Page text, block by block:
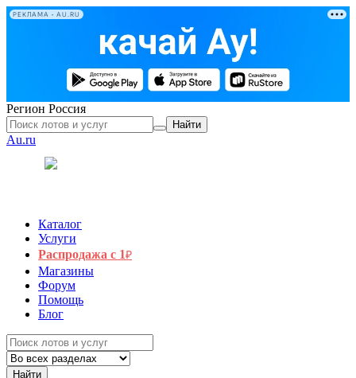
РЕКЛАМА • AU.RU
Регион Россия
Найти
Au.ru
Каталог
Услуги
Распродажа с 1₽
Магазины
Форум
Помощь
Блог
Найти